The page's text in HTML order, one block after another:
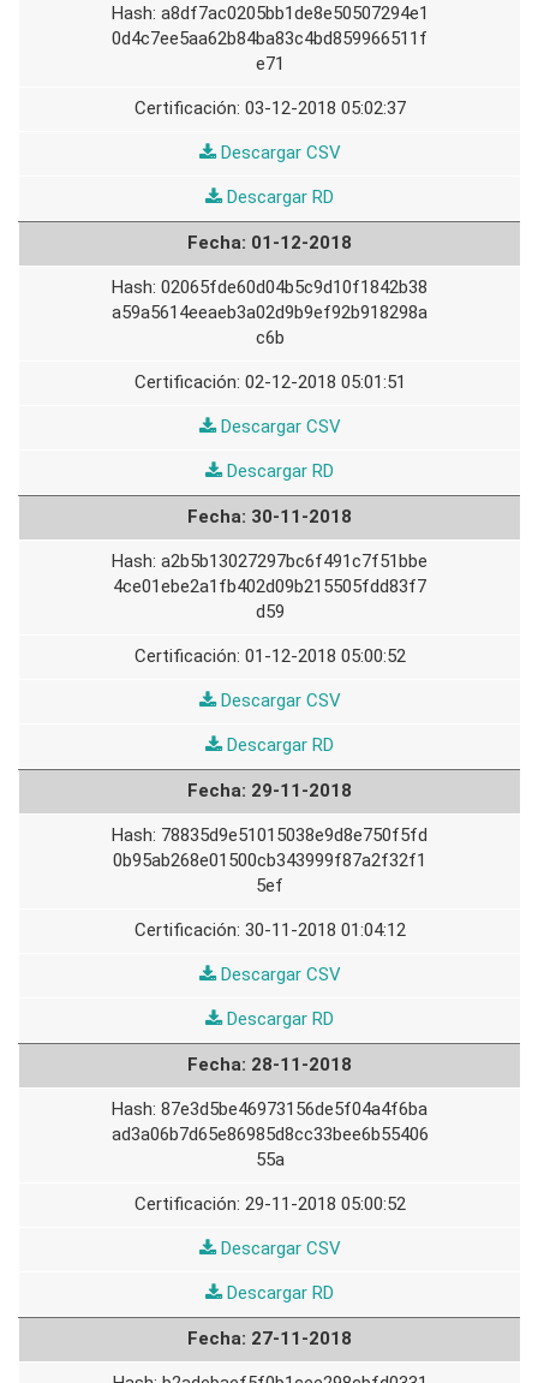
a8df7ac0205bb1de8e50507294e1
0d4c7ee5aa62b84ba83c4bd859966511f
e71
03-12-2018 05:02:37
Descargar CSV02-
Descargar RD
12-
2018
01-12-2018
02065fde60d04b5c9d10f1842b38
a59a5614eeaeb3a02d9b9ef92b918298a
c6b
02-12-2018 05:01:51
Descargar CSV01-
Descargar RD
12-
2018
30-11-2018
a2b5b13027297bc6f491c7f51bbe
4ce01ebe2a1fb402d09b215505fdd83f7
d59
01-12-2018 05:00:52
Descargar CSV30-
Descargar RD
11-
2018
29-11-2018
78835d9e51015038e9d8e750f5fd
0b95ab268e01500cb343999f87a2f32f1
5ef
30-11-2018 01:04:12
Descargar CSV29-
Descargar RD
11-
2018
28-11-2018
87e3d5be46973156de5f04a4f6ba
ad3a06b7d65e86985d8cc33bee6b55406
55a
29-11-2018 05:00:52
Descargar CSV28-
Descargar RD
11-
2018
27-11-2018